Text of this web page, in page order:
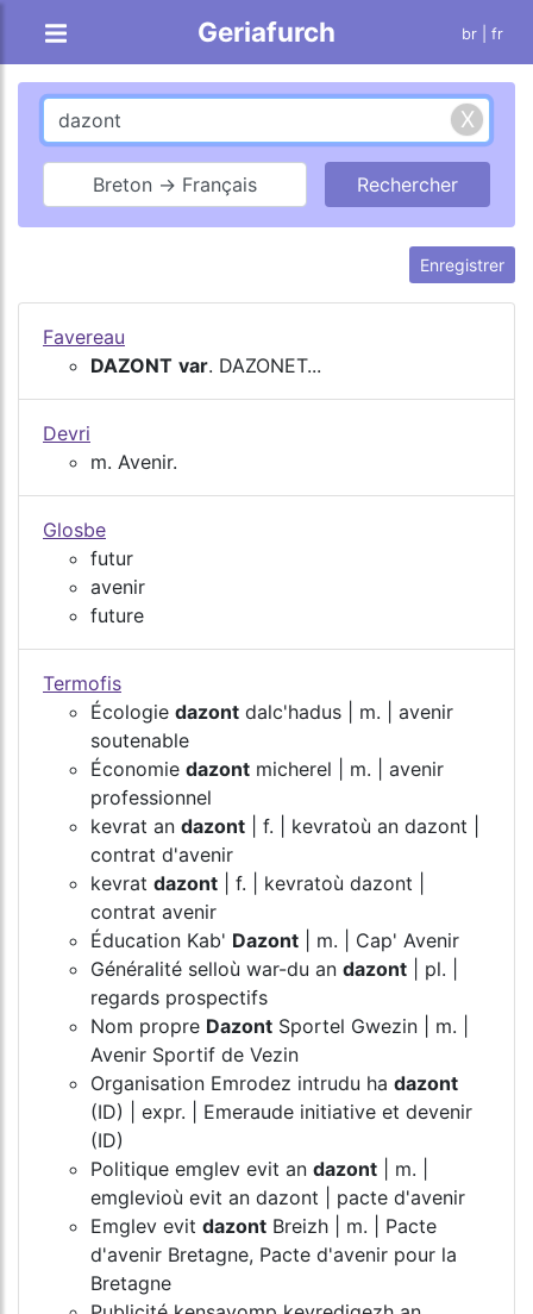
Geriafurch br | fr
Breton → Français
Enregistrer
Favereau
DAZONT var. DAZONET...
Devri
m. Avenir.
Glosbe
futur
avenir
future
Termofis
Écologie dazont dalc'hadus | m. | avenir
soutenable
Économie dazont micherel | m. | avenir
professionnel
kevrat an dazont | f. | kevratoù an dazont |
contrat d'avenir
kevrat dazont | f. | kevratoù dazont |
contrat avenir
Éducation Kab' Dazont | m. | Cap' Avenir
Généralité selloù war-du an dazont | pl. |
regards prospectifs
Nom propre Dazont Sportel Gwezin | m. |
Avenir Sportif de Vezin
Organisation Emrodez intrudu ha dazont
(ID) | expr. | Emeraude initiative et devenir
(ID)
Politique emglev evit an dazont | m. |
emglevioù evit an dazont | pacte d'avenir
Emglev evit dazont Breizh | m. | Pacte
d'avenir Bretagne, Pacte d'avenir pour la
Bretagne